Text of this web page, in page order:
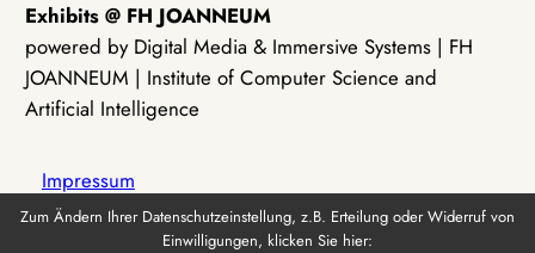
Exhibits @ FH JOANNEUM
powered by Digital Media & Immersive Systems | FH
JOANNEUM | Institute of Computer Science and
Artificial Intelligence
Impressum
Zum Ändern Ihrer Datenschutzeinstellung, z.B. Erteilung oder Widerruf von
Einwilligungen, klicken Sie hier: